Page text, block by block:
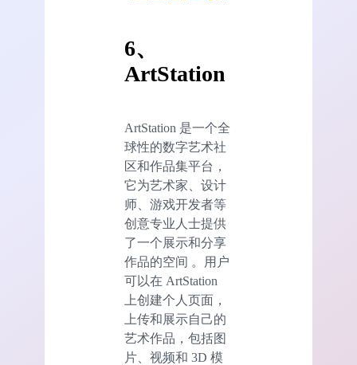
6、
ArtStation
ArtStation 是一个全
球性的数字艺术社
区和作品集平台，
它为艺术家、设计
师、游戏开发者等
创意专业人士提供
了一个展示和分享
作品的空间 。用户
可以在 ArtStation
上创建个人页面，
上传和展示自己的
艺术作品，包括图
片、视频和 3D 模